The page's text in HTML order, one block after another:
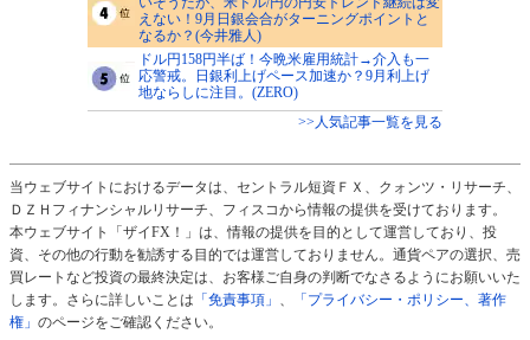
えない！9月日銀会合がターニングポイントと
なるか？(今井雅人)
ドル円158円半ば！今晩米雇用統計→介入も一
応警戒。日銀利上げペース加速か？9月利上げ
地ならしに注目。(ZERO)
>>人気記事一覧を見る
当ウェブサイトにおけるデータは、セントラル短資ＦＸ、クォンツ・リサーチ、
ＤＺＨフィナンシャルリサーチ、フィスコから情報の提供を受けております。
本ウェブサイト「ザイFX！」は、情報の提供を目的として運営しており、投
資、その他の行動を勧誘する目的では運営しておりません。通貨ペアの選択、売
買レートなど投資の最終決定は、お客様ご自身の判断でなさるようにお願いいた
します。さらに詳しいことは 「免責事項」
「プライバシー・ポリシー、著作
権」 のページをご確認ください。